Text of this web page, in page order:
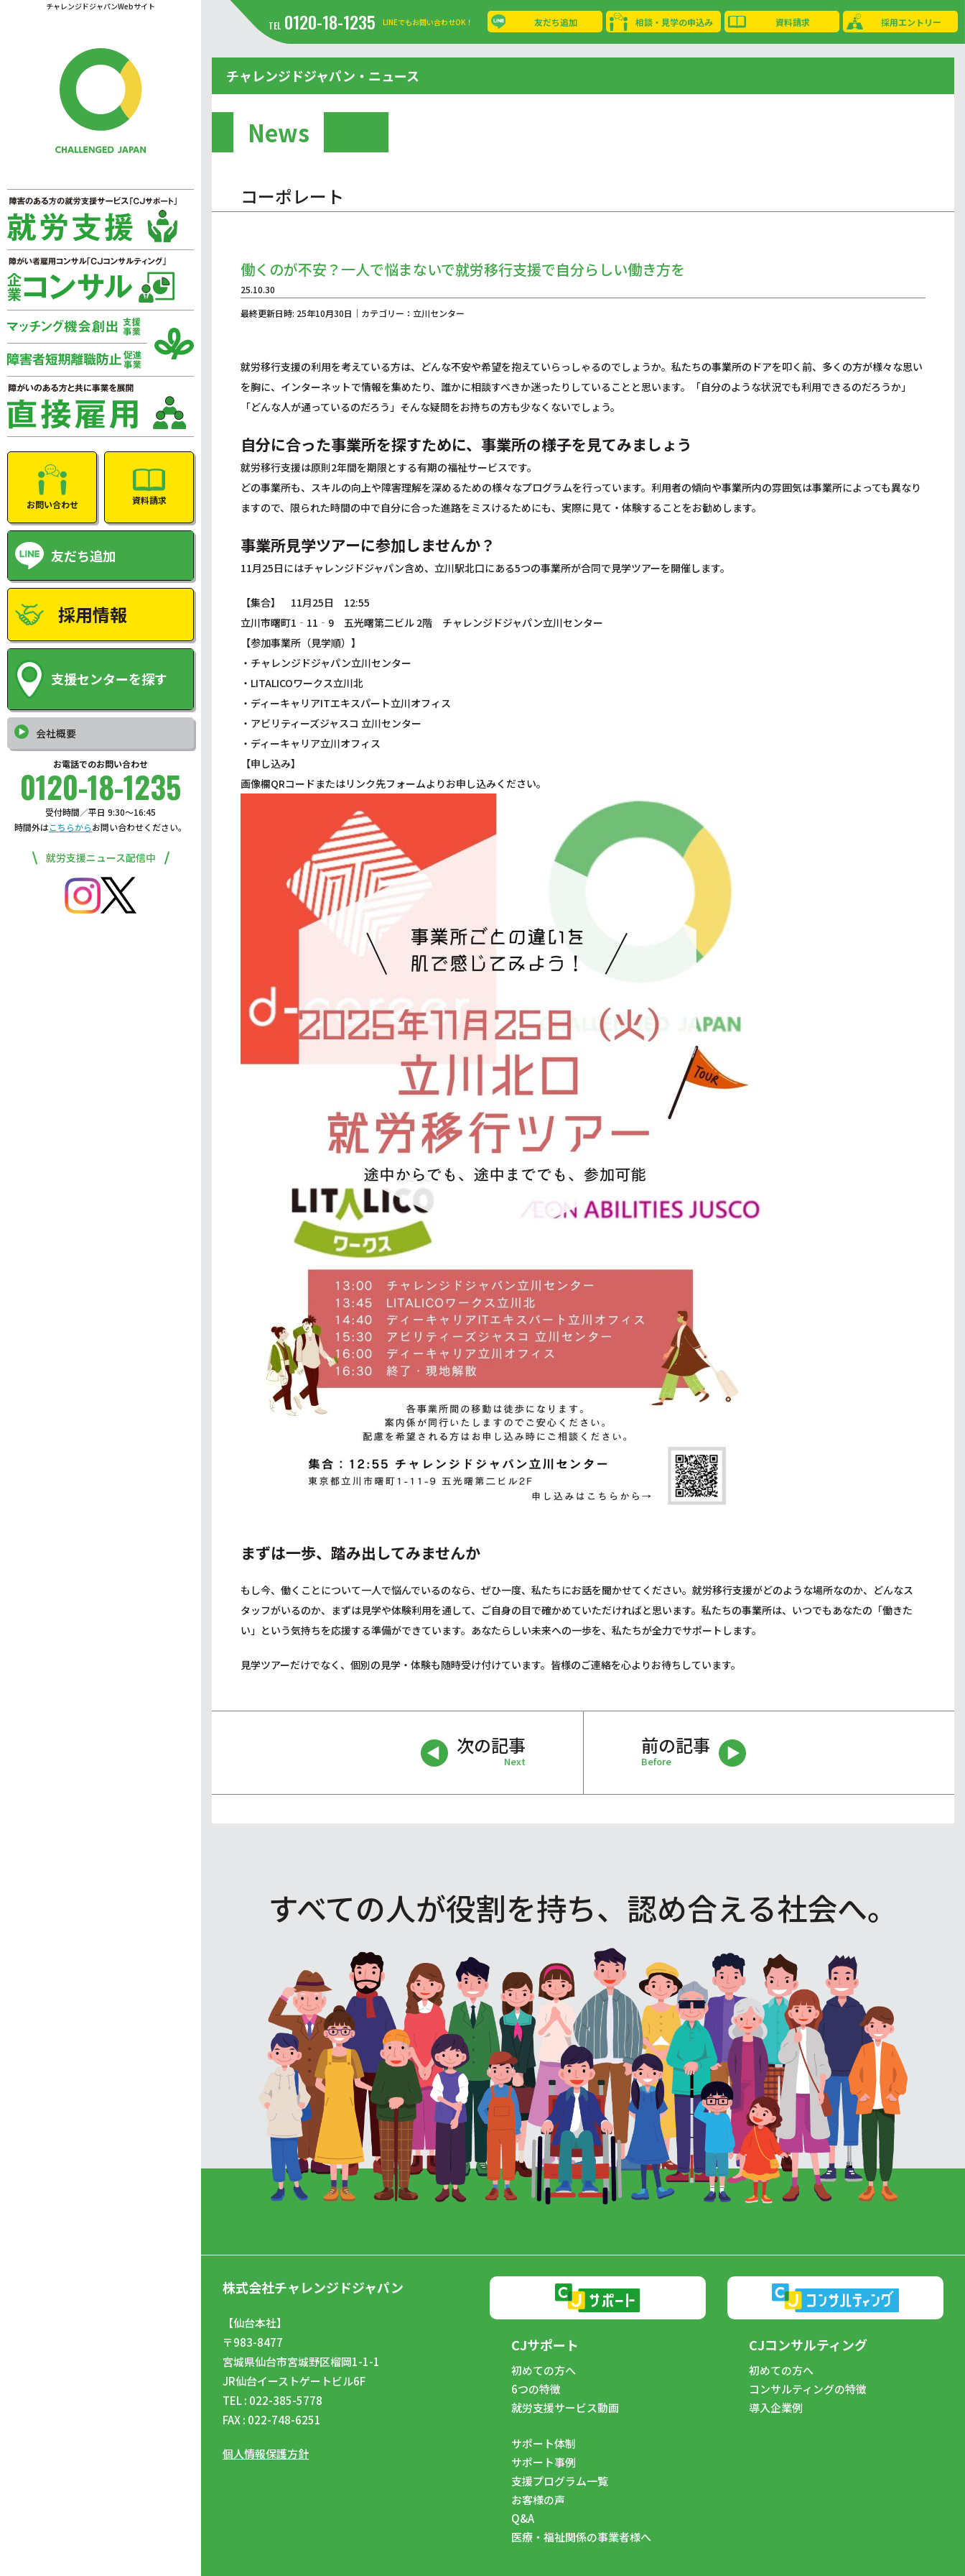
チャレンジドジャパンWebサイト
お問い合わせ 資料請求
友だち追加
採用情報
支援センターを探す
会社概要
お電話でのお問い合わせ
0120-18-1235
受付時間／平日 9:30〜16:45
時間外はこちらからお問い合わせください。
就労支援ニュース配信中
TEL 0120-18-1235 LINEでもお問い合わせOK！ 友だち追加 相談・見学の申込み 資料請求 採用エントリー
チャレンジドジャパン・ニュース
News
コーポレート
働くのが不安？一人で悩まないで就労移行支援で自分らしい働き方を
25.10.30
最終更新日時: 25年10月30日｜カテゴリー：立川センター
就労移行支援の利用を考えている方は、どんな不安や希望を抱えていらっしゃるのでしょうか。私たちの事業所のドアを叩く前、多くの方が様々な思い
を胸に、インターネットで情報を集めたり、誰かに相談すべきか迷ったりしていることと思います。「自分のような状況でも利用できるのだろうか」
「どんな人が通っているのだろう」そんな疑問をお持ちの方も少なくないでしょう。
自分に合った事業所を探すために、事業所の様子を見てみましょう
就労移行支援は原則2年間を期限とする有期の福祉サービスです。
どの事業所も、スキルの向上や障害理解を深めるための様々なプログラムを行っています。利用者の傾向や事業所内の雰囲気は事業所によっても異なり
ますので、限られた時間の中で自分に合った進路をミスけるためにも、実際に見て・体験することをお勧めします。
事業所見学ツアーに参加しませんか？
11月25日にはチャレンジドジャパン含め、立川駅北口にある5つの事業所が合同で見学ツアーを開催します。
【集合】 11月25日 12:55
立川市曙町1‐11‐9 五光曙第二ビル 2階 チャレンジドジャパン立川センター
【参加事業所（見学順）】
・チャレンジドジャパン立川センター
・LITALICOワークス立川北
・ディーキャリアITエキスパート立川オフィス
・アビリティーズジャスコ 立川センター
・ディーキャリア立川オフィス
【申し込み】
画像欄QRコードまたはリンク先フォームよりお申し込みください。
まずは一歩、踏み出してみませんか
もし今、働くことについて一人で悩んでいるのなら、ぜひ一度、私たちにお話を聞かせてください。就労移行支援がどのような場所なのか、どんなス
タッフがいるのか、まずは見学や体験利用を通して、ご自身の目で確かめていただければと思います。私たちの事業所は、いつでもあなたの「働きた
い」という気持ちを応援する準備ができています。あなたらしい未来への一歩を、私たちが全力でサポートします。
見学ツアーだけでなく、個別の見学・体験も随時受け付けています。皆様のご連絡を心よりお待ちしています。
次の記事
Next
前の記事
Before
すべての人が役割を持ち、認め合える社会へ。
株式会社チャレンジドジャパン
【仙台本社】
〒983-8477
宮城県仙台市宮城野区榴岡1-1-1
JR仙台イーストゲートビル6F
TEL : 022-385-5778
FAX : 022-748-6251
個人情報保護方針
CJサポート
初めての方へ
6つの特徴
就労支援サービス動画
サポート体制
サポート事例
支援プログラム一覧
お客様の声
Q&A
医療・福祉関係の事業者様へ
CJコンサルティング
初めての方へ
コンサルティングの特徴
導入企業例